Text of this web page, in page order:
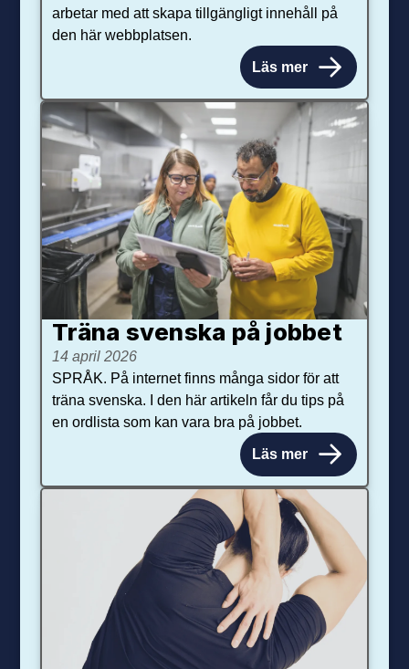
arbetar med att skapa tillgängligt innehåll på
den här webbplatsen.
Läs mer
Träna svenska på jobbet
14 april 2026
SPRÅK. På internet finns många sidor för att
träna svenska. I den här artikeln får du tips på
en ordlista som kan vara bra på jobbet.
Läs mer